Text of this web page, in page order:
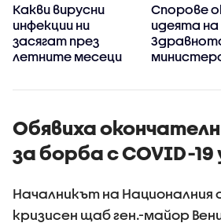
Какви вирусни
инфекции ни
засягат през
летните месеци
Спорове
идеята на
Обявиха
за борба с COVID-19
Началникът на Националния
кризисен щаб ген.-майор